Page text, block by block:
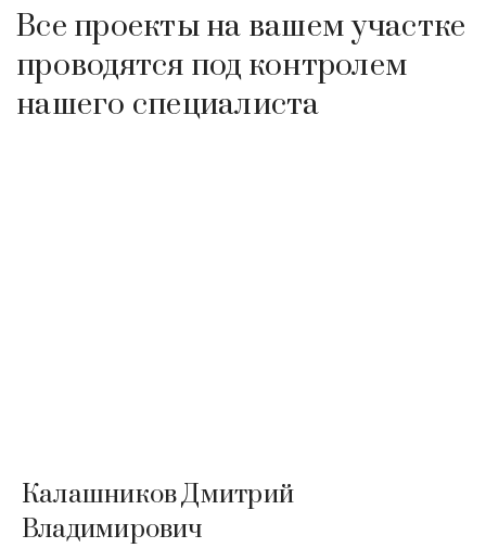
Все проекты на вашем участке
проводятся под контролем
нашего специалиста
Калашников Дмитрий
Владимирович